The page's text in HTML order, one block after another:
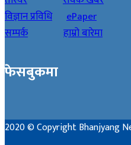
विज्ञान प्रविधि
ePaper
सम्पर्क
हाम्रो बारेमा
फेसबुकमा
2020 © Copyright Bhanjyang